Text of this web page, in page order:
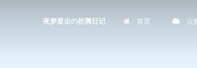
夜梦星尘の折腾日记 首页 云